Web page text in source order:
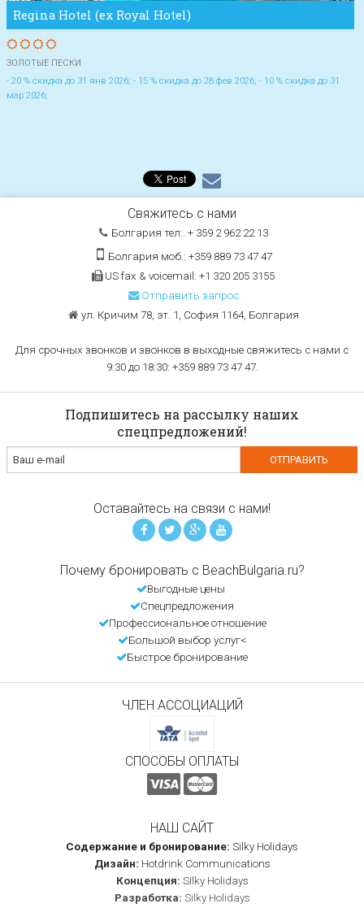
Regina Hotel (ex Royal Hotel)
ЗОЛОТЫЕ ПЕСКИ
- 20 % скидка до 31 янв 2026; - 15 % скидка до 28 фев 2026; - 10 % скидка до 31
мар 2026;
Свяжитесь с нами
Болгария тел:. + 359 2 962 22 13
Болгария моб.: +359 889 73 47 47
US fax & voicemail: +1 320 205 3155
Отправить запрос
ул. Кричим 78, эт. 1, София 1164, Болгария
Для срочных звонков и звонков в выходные свяжитесь с нами с
9:30 до 18:30: +359 889 73 47 47.
Подпишитесь на рассылку наших
спецпредложений!
Оставайтесь на связи с нами!
Почему бронировать с BeachBulgaria.ru?
Выгодные цены
Спецпредложения
Профессиональное отношение
Большой выбор услуг<
Быстрое бронирование
ЧЛЕН АССОЦИАЦИЙ
СПОСОБЫ ОПЛАТЫ
НАШ САЙТ
Содержание и бронирование: Silky Holidays
Дизайн: Hotdrink Communications
Концепция: Silky Holidays
Разработка: Silky Holidays